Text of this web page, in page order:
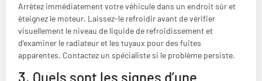
Arrêtez immédiatement votre véhicule dans un endroit sûr et
éteignez le moteur. Laissez-le refroidir avant de vérifier
visuellement le niveau de liquide de refroidissement et
d’examiner le radiateur et les tuyaux pour des fuites
apparentes. Contactez un spécialiste si le problème persiste.
3. Quels sont les signes d’une